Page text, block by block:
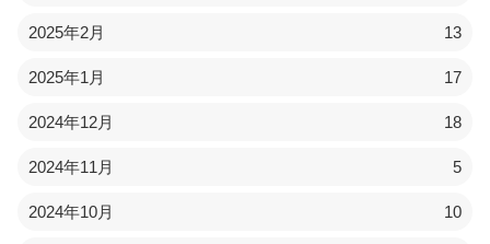
2025年2月 13
2025年1月 17
2024年12月 18
2024年11月 5
2024年10月 10